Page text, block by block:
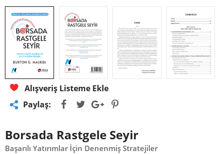
Alışveriş Listeme Ekle
Paylaş:
Borsada Rastgele Seyir
Başarılı Yatırımlar İçin Denenmiş Stratejiler